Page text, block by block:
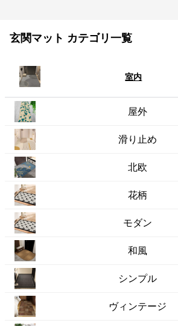
玄関マット カテゴリ一覧
室内
屋外
滑り止め
北欧
花柄
モダン
和風
シンプル
ヴィンテージ